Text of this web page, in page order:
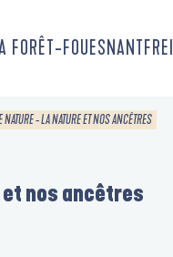
FORÊT-FOUESNANT
NATURE - LA NATURE ET NOS ANCÊTRES
nos ancêtres